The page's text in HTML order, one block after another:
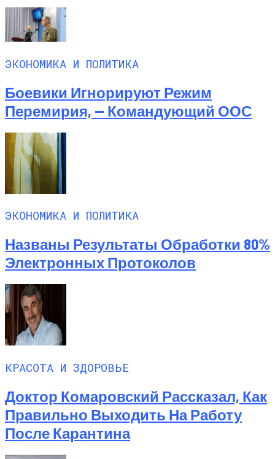
ЭКОНОМИКА И ПОЛИТИКА
Боевики Игнорируют Режим
Перемирия, — Командующий ООС
ЭКОНОМИКА И ПОЛИТИКА
Названы Результаты Обработки 80%
Электронных Протоколов
КРАСОТА И ЗДОРОВЬЕ
Доктор Комаровский Рассказал, Как
Правильно Выходить На Работу
После Карантина